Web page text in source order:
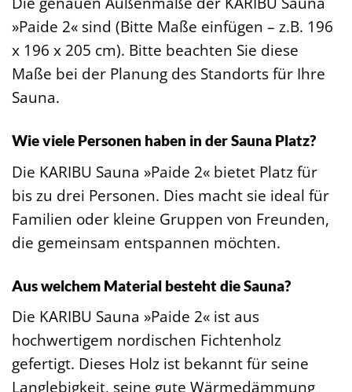
»Paide 2« sind (Bitte Maße einfügen – z.B. 196
x 196 x 205 cm). Bitte beachten Sie diese
Maße bei der Planung des Standorts für Ihre
Sauna.
Wie viele Personen haben in der Sauna Platz?
Die KARIBU Sauna »Paide 2« bietet Platz für
bis zu drei Personen. Dies macht sie ideal für
Familien oder kleine Gruppen von Freunden,
die gemeinsam entspannen möchten.
Aus welchem Material besteht die Sauna?
Die KARIBU Sauna »Paide 2« ist aus
hochwertigem nordischen Fichtenholz
gefertigt. Dieses Holz ist bekannt für seine
Langlebigkeit, seine gute Wärmedämmung